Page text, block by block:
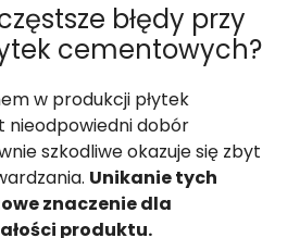
błędy przy
cementowych?
w produkcji płytek
dobór
szkodliwe okazuje się zbyt
Unikanie tych
znaczenie dla
produktu.